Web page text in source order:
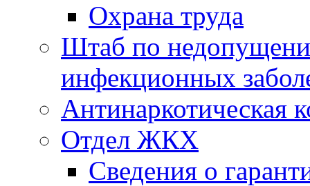
Охрана труда
Штаб по
инфекционных
Антинаркотическая
Отдел ЖКХ
Сведения о